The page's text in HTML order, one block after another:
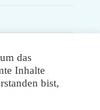
das
Inhalte
bist,